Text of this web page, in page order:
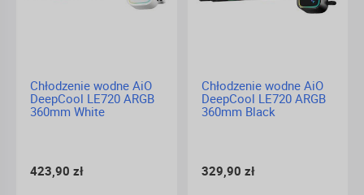
Chłodzenie wodne AiO
DeepCool LE720 ARGB
360mm White
423,90 zł
Chłodzenie wodne AiO
DeepCool LE720 ARGB
360mm Black
329,90 zł